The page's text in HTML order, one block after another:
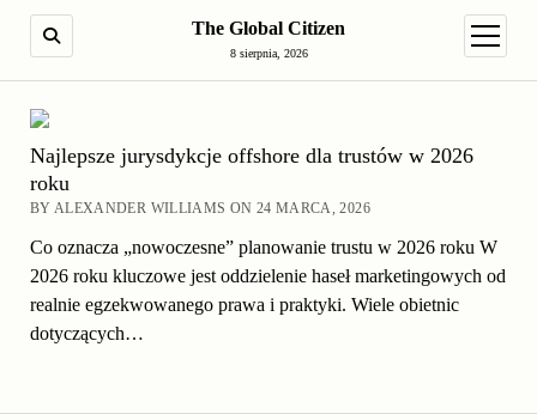
The Global Citizen
8 sierpnia, 2026
open
Najlepsze jurysdykcje offshore dla trustów w 2026
roku
BY ALEXANDER WILLIAMS ON 24 MARCA, 2026
Co oznacza „nowoczesne” planowanie trustu w 2026 roku W
2026 roku kluczowe jest oddzielenie haseł marketingowych od
realnie egzekwowanego prawa i praktyki. Wiele obietnic
dotyczących…